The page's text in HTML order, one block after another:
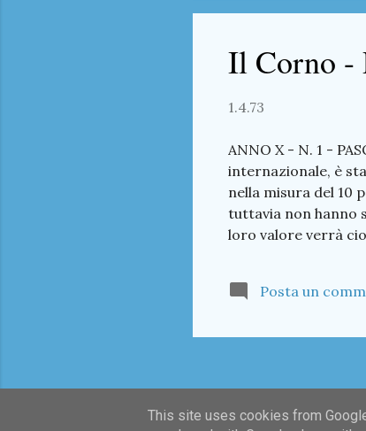
Il Corno -
1.4.73
ANNO X - N. 1 -
internazionale, è
nella misura del 10
tuttavia non hanno
loro valore verrà
Trent'anni da
Pensieri ... cattiv...
Posta un
This site uses cookies from